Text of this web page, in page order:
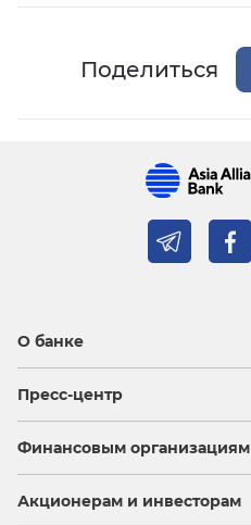
Поделиться
О банке
Пресс-центр
Финансовым организациям
Акционерам и инвесторам